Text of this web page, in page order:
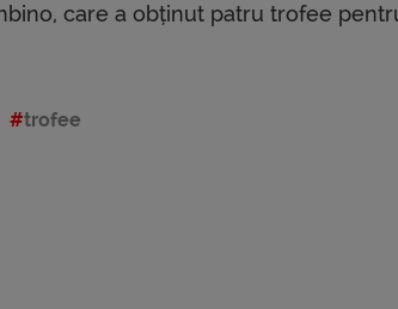
care a obținut patru trofee
trofee